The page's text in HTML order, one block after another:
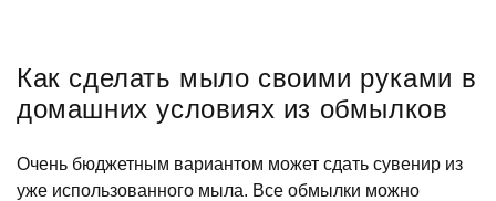
Как сделать мыло своими руками в
домашних условиях из обмылков
Очень бюджетным вариантом может сдать сувенир из
уже использованного мыла. Все обмылки можно